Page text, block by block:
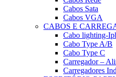
Cabos Sata
Cabos VGA
CABOS E
Cabo lighting-
Cabo Type A/B
Cabo Type C
Carregador –
Carregadores